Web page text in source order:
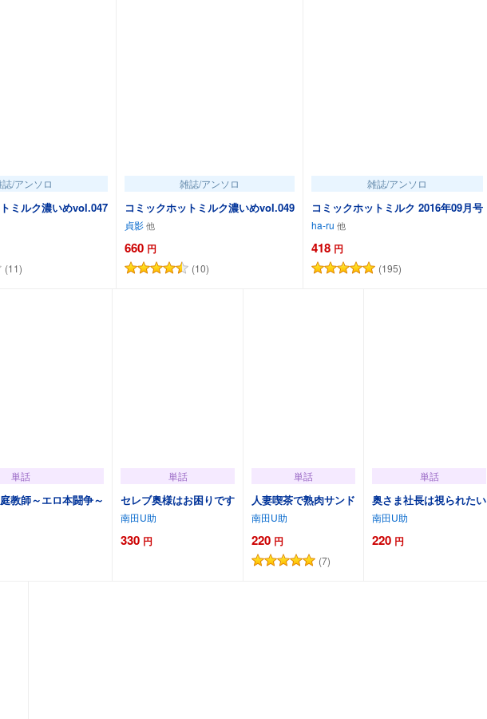
/アンソロ
ミルク濃いめvol.047
(11)
ートに追加
雑誌/アンソロ
コミックホットミルク濃いめvol.049
貞影
660 円
(10)
カートに追加
雑誌/アンソロ
コミックホットミルク 2016年09月号
ha-ru
418 円
(195)
カートに追加
単話
教師～エロ本闘争～
単話
セレブ奥様はお困りです
南田U助
330 円
単話
人妻喫茶で熟肉サンド
南田U助
220 円
(7)
カートに追加
単話
奥さま社長は視られたい
南田U助
220 円